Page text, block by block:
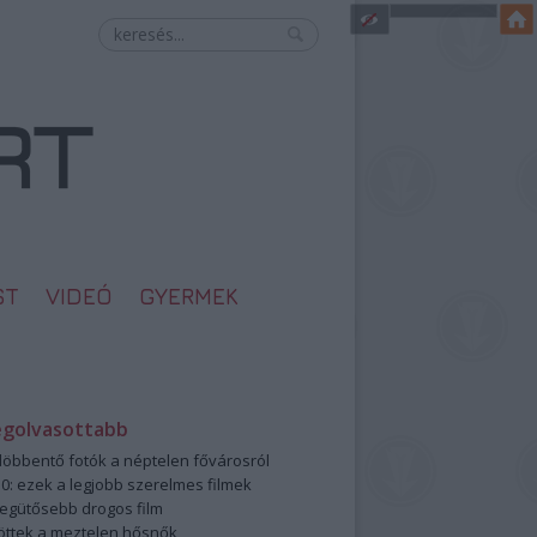
VIDEÓ GYERMEK
fotók a néptelen fővárosról
ezek a legjobb szerelmes filmek
drogos film
a meztelen hősnők